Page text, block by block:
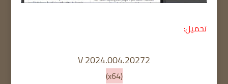
تحميل:
V 2024.004.20272
(x64)